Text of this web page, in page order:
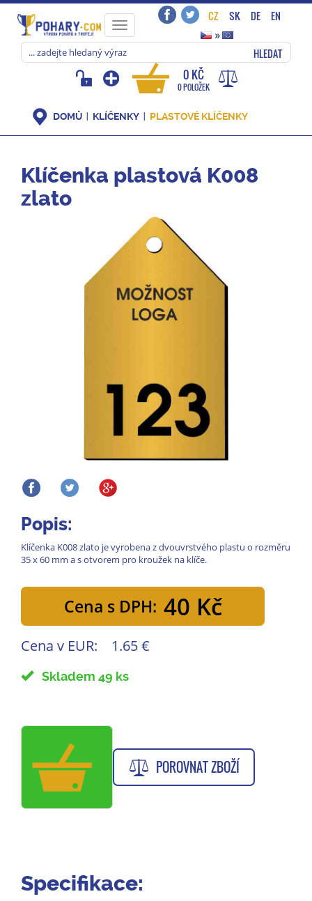
Toggle
navigation
CZ SK DE
EN
»
HLEDAT
0 KČ
0 POLOŽEK
DOMŮ KLÍČENKY PLASTOVÉ KLÍČENKY
Klíčenka plastová K008
zlato
Popis:
Klíčenka K008 zlato je vyrobena z dvouvrstvého plastu o rozměru
35 x 60 mm a s otvorem pro kroužek na klíče.
Cena s DPH: 40 Kč
Cena v EUR: 1.65 €
Skladem 49 ks
POROVNAT ZBOŽÍ
Specifikace: